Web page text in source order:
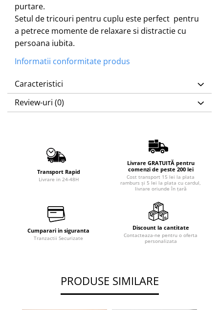
purtare.
Setul de tricouri pentru cuplu este perfect pentru
a petrece momente de relaxare si distractie cu
persoana iubita.
Informatii conformitate produs
Caracteristici
Review-uri (0)
Transport Rapid
Livrare in 24-48H
Livrare GRATUITĂ pentru
comenzi de peste 200 lei
Cost transport 15 lei la plata
ramburs și 5 lei la plata cu cardul,
livrare oriunde în țară
Cumparari in siguranta
Tranzactii Securizate
Discount la cantitate
Contacteaza-ne pentru o oferta
personalizata
PRODUSE SIMILARE